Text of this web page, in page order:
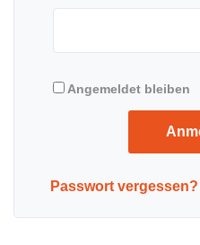
Angemeldet bleiben
Passwort vergessen?